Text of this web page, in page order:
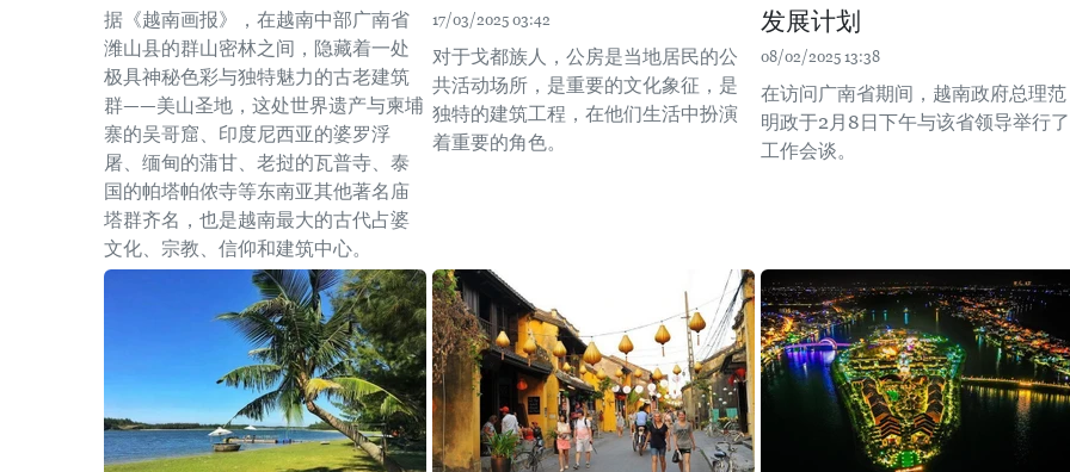
据《越南画报》，在越南中部广南省
潍山县的群山密林之间，隐藏着一处
极具神秘色彩与独特魅力的古老建筑
群——美山圣地，这处世界遗产与柬埔
寨的吴哥窟、印度尼西亚的婆罗浮
屠、缅甸的蒲甘、老挝的瓦普寺、泰
国的帕塔帕侬寺等东南亚其他著名庙
塔群齐名，也是越南最大的古代占婆
文化、宗教、信仰和建筑中心。
17/03/2025 03:42
对于戈都族人，公房是当地居民的公
共活动场所，是重要的文化象征，是
独特的建筑工程，在他们生活中扮演
着重要的角色。
发展计划
08/02/2025 13:38
在访问广南省期间，越南政府总理范
明政于2月8日下午与该省领导举行了
工作会谈。